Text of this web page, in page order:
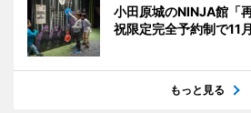
小田原城のNINJA館「
祝限定完全予約制で11
もっと見る